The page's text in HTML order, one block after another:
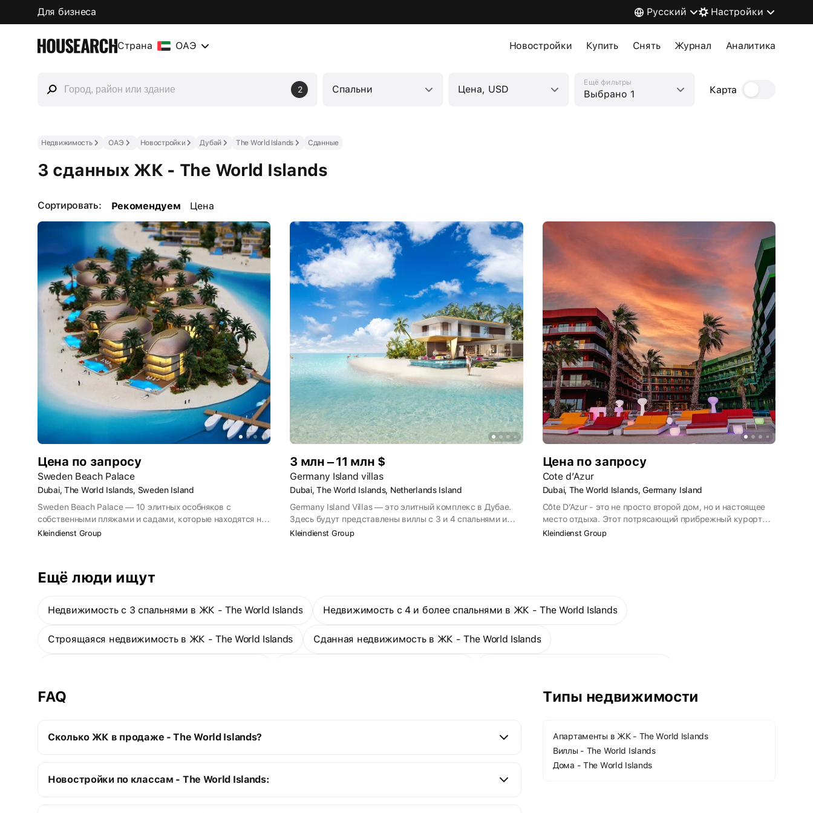
Для бизнеса Русский Настройки
Страна ОАЭ Новостройки Купить Снять Журнал Аналитика
2 Спальни Цена, USD
Ещё фильтры
Выбрано 1 Карта
Недвижимость ОАЭ Новостройки Дубай The World Islands Сданные
3 сданных ЖК - The World Islands
Сортировать: Рекомендуем Цена
Цена по запросу
Sweden Beach Palace
Dubai, The World Islands, Sweden Island
Sweden Beach Palace — 10 элитных особняков с
собственными пляжами и садами, которые находятся на
рукотворном архипелаге «Мир», в нескольких
лагуны с сотней тысяч природных кораллов построены
с регулируемой температурой.
Kleindienst Group
3 млн – 11 млн $
Germany Island villas
Dubai, The World Islands, Netherlands Island
Germany Island Villas — это элитный комплекс в Дубае.
Здесь будут представлены виллы с 3 и 4 спальнями и
отделкой под ключ. Комплекс расположен на
квартал 2024 года. Застройщик — Kleindienst Group.
Kleindienst Group
Цена по запросу
Cote d’Azur
Dubai, The World Islands, Germany Island
Cȏte D’Azur - это не просто второй дом, но и настоящее
место отдыха. Этот потрясающий прибрежный курорт
предоставляет доступ к лучшим образцам
Kleindienst Group
Ещё люди ищут
Недвижимость с 3 спальнями в ЖК - The World Islands Недвижимость с 4 и более спальнями в ЖК - The World Islands
Строящаяся недвижимость в ЖК - The World Islands Сданная недвижимость в ЖК - The World Islands
4-комнатные апартаменты - The World Islands
FAQ
Сколько ЖК в продаже - The World Islands?
2 строящихся ЖК
Новостройки по классам - The World Islands:
Типы недвижимости
Апартаменты в ЖК - The World Islands
Виллы - The World Islands
Дома - The World Islands